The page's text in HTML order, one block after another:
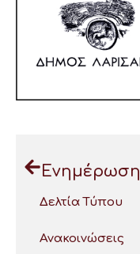
Ενημέρωση
Δελτία Τύπου
Ανακοινώσεις